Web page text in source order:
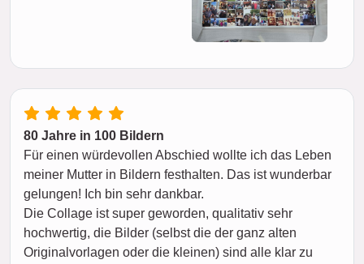
80 Jahre in 100 Bildern
Für einen würdevollen Abschied wollte ich das Leben
meiner Mutter in Bildern festhalten. Das ist wunderbar
gelungen! Ich bin sehr dankbar.
Die Collage ist super geworden, qualitativ sehr
hochwertig, die Bilder (selbst die der ganz alten
Originalvorlagen oder die kleinen) sind alle klar zu